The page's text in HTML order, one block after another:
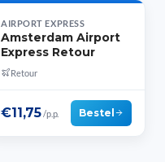
AIRPORT EXPRESS
Amsterdam Airport
Express Retour
Retour
€11,75/p.p. Bestel